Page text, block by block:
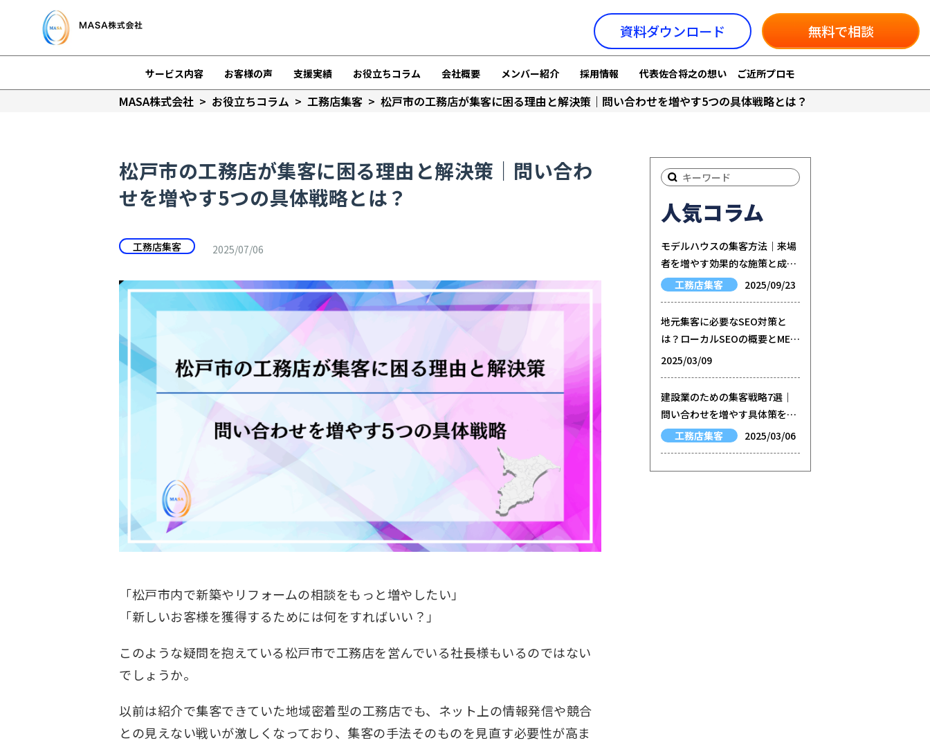
資料ダウンロード 無料で相談
サービス内容 お客様の声 支援実績 お役立ちコラム 会社概要 メンバー紹介 採用情報 代表佐合将之の想い ご近所プロモ
MASA株式会社 > お役立ちコラム > 工務店集客 > 松戸市の工務店が集客に困る理由と解決策｜問い合わせを増やす5つの具体戦略とは？
松戸市の工務店が集客に困る理由と解決策｜問い合わ
せを増やす5つの具体戦略とは？
工務店集客 2025/07/06
「松戸市内で新築やリフォームの相談をもっと増やしたい」
「新しいお客様を獲得するためには何をすればいい？」
このような疑問を抱えている松戸市で工務店を営んでいる社長様もいるのではない
でしょうか。
以前は紹介で集客できていた地域密着型の工務店でも、ネット上の情報発信や競合
との見えない戦いが激しくなっており、集客の手法そのものを見直す必要性が高ま
人気コラム
モデルハウスの集客方法｜来場
者を増やす効果的な施策と成功
のポイント
工務店集客 2025/09/23
地元集客に必要なSEO対策と
は？ローカルSEOの概要とMEO
との関係性などを徹底解説
2025/03/09
建設業のための集客戦略7選｜
問い合わせを増やす具体策を徹
底解説工務店集客 2025/03/06